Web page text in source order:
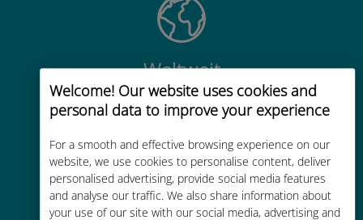
Welcome! Our website uses cookies and
personal data to improve your experience
For a smooth and effective browsing experience on our
website, we use cookies to personalise content, deliver
personalised advertising, provide social media features
and analyse our traffic. We also share information about
your use of our site with our social media, advertising and
Weltweit
Weltweite hochwertige
Mobilfunkkonnektivität in über 200
Reiseziele